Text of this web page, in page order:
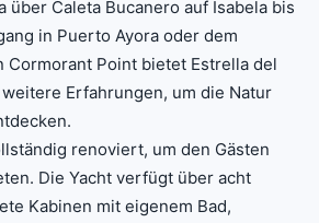
über Caleta Bucanero auf Isabela bis
in Puerto Ayora oder dem
Cormorant Point bietet Estrella del
Erfahrungen, um die Natur
renoviert, um den Gästen
Die Yacht verfügt über acht
Kabinen mit eigenem Bad,